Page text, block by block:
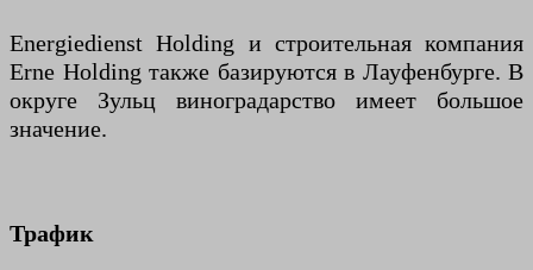
Energiedienst Holding и строительная компания
Erne Holding также базируются в Лауфенбурге. В
округе Зульц виноградарство имеет большое
значение.
Трафик